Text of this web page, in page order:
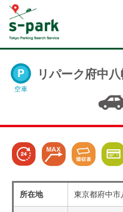
空車
リパーク府中
所在地 東京都府中市